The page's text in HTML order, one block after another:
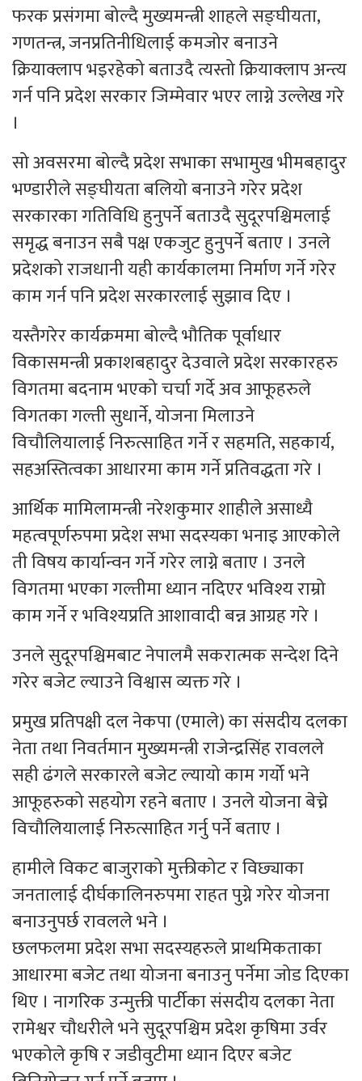
फरक प्रसंगमा बोल्दै मुख्यमन्त्री शाहले सङ्घीयता,
गणतन्त्र, जनप्रतिनीधिलाई कमजोर बनाउने
क्रियाक्लाप भइरहेको बताउदै त्यस्तो क्रियाक्लाप अन्त्य
गर्न पनि प्रदेश सरकार जिम्मेवार भएर लाग्ने उल्लेख गरे
।
सो अवसरमा बोल्दै प्रदेश सभाका सभामुख भीमबहादुर
भण्डारीले सङ्घीयता बलियो बनाउने गरेर प्रदेश
सरकारका गतिविधि हुनुपर्ने बताउदै सुदूरपश्चिमलाई
समृद्ध बनाउन सबै पक्ष एकजुट हुनुपर्ने बताए । उनले
प्रदेशको राजधानी यही कार्यकालमा निर्माण गर्ने गरेर
काम गर्न पनि प्रदेश सरकारलाई सुझाव दिए ।
यस्तैगरेर कार्यक्रममा बोल्दै भौतिक पूर्वाधार
विकासमन्त्री प्रकाशबहादुर देउवाले प्रदेश सरकारहरु
विगतमा बदनाम भएको चर्चा गर्दे अव आफूहरुले
विगतका गल्ती सुधार्ने, योजना मिलाउने
विचौलियालाई निरुत्साहित गर्ने र सहमति, सहकार्य,
सहअस्तित्वका आधारमा काम गर्ने प्रतिवद्धता गरे ।
आर्थिक मामिलामन्त्री नरेशकुमार शाहीले असाध्यै
महत्वपूर्णरुपमा प्रदेश सभा सदस्यका भनाइ आएकोले
ती विषय कार्यान्वन गर्ने गरेर लाग्ने बताए । उनले
विगतमा भएका गल्तीमा ध्यान नदिएर भविश्य राम्रो
काम गर्ने र भविश्यप्रति आशावादी बन्न आग्रह गरे ।
उनले सुदूरपश्चिमबाट नेपालमै सकरात्मक सन्देश दिने
गरेर बजेट ल्याउने विश्वास व्यक्त गरे ।
प्रमुख प्रतिपक्षी दल नेकपा (एमाले) का संसदीय दलका
नेता तथा निवर्तमान मुख्यमन्त्री राजेन्द्रसिंह रावलले
सही ढंगले सरकारले बजेट ल्यायो काम गर्यो भने
आफूहरुको सहयोग रहने बताए । उनले योजना बेच्ने
विचौलियालाई निरुत्साहित गर्नु पर्ने बताए ।
हामीले विकट बाजुराको मुक्तीकोट र विछ्याका
जनतालाई दीर्घकालिनरुपमा राहत पुग्ने गरेर योजना
बनाउनुपर्छ रावलले भने ।
छलफलमा प्रदेश सभा सदस्यहरुले प्राथमिकताका
आधारमा बजेट तथा योजना बनाउनु पर्नेमा जोड दिएका
थिए । नागरिक उन्मुक्ती पार्टीका संसदीय दलका नेता
रामेश्वर चौधरीले भने सुदूरपश्चिम प्रदेश कृषिमा उर्वर
भएकोले कृषि र जडीवुटीमा ध्यान दिएर बजेट